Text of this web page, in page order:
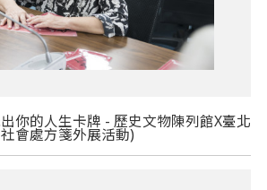
你的人生卡牌 - 歷史文物陳列館X臺北
會處方箋外展活動)